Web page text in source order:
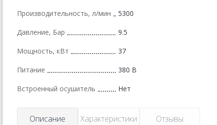
Производительность, л/мин 5300
Давление, Бар 9.5
Мощность, кВт 37
Питание 380 В
Встроенный осушитель Нет
Описание Характеристики Отзывы